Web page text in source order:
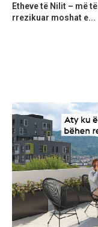
Etheve të Nilit – më të
rrezikuar moshat e...